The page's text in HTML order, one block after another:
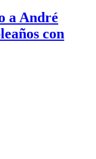
a André
con